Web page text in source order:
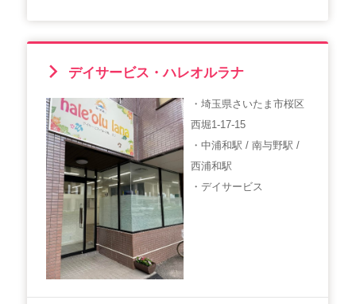
デイサービス・ハレオルラナ
・埼玉県さいたま市桜区
西堀1-17-15
・中浦和駅 / 南与野駅 /
西浦和駅
・デイサービス